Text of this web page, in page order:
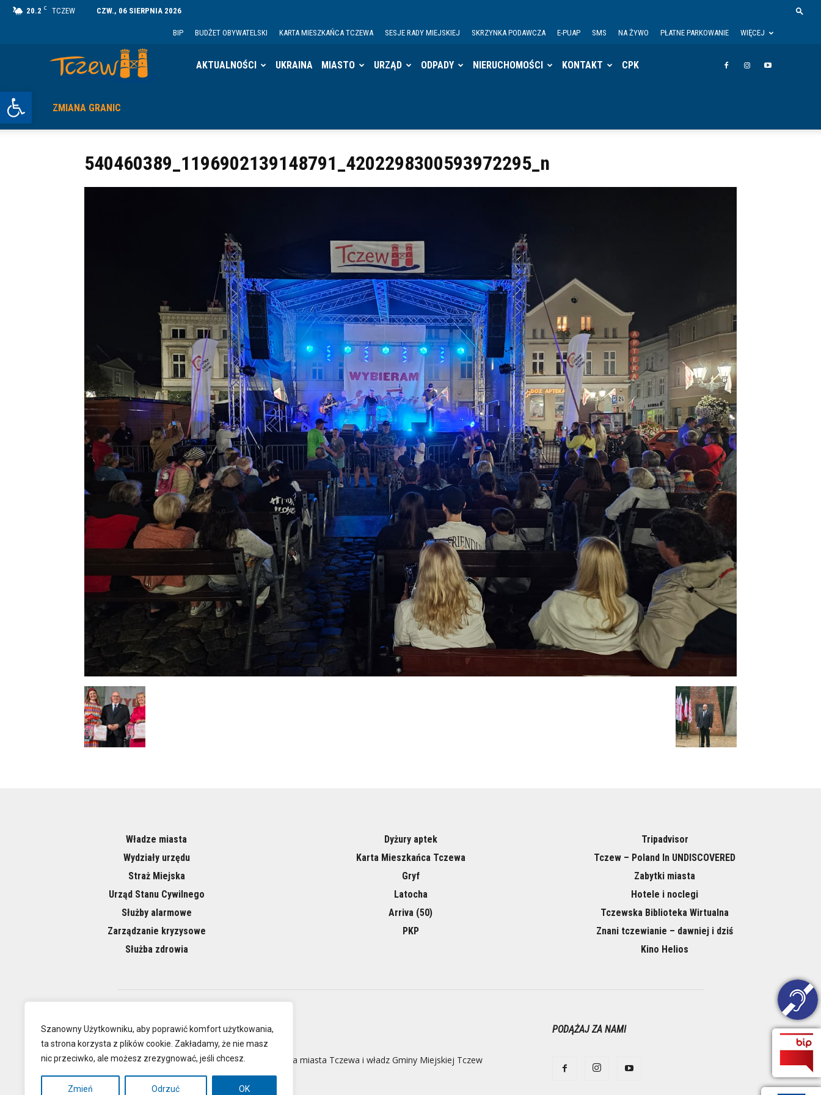
Otwórz pasek narzędzi
Szanowny Użytkowniku, aby poprawić komfort użytkowania,
ta strona korzysta z plików cookie. Zakładamy, że nie masz
nic przeciwko, ale możesz zrezygnować, jeśli chcesz.
Zmień Odrzuć OK
20.2 C TCZEW CZW., 06 SIERPNIA 2026
BIP BUDŻET OBYWATELSKI KARTA MIESZKAŃCA TCZEWA SESJE RADY MIEJSKIEJ SKRZYNKA PODAWCZA E-PUAP SMS NA ŻYWO PŁATNE PARKOWANIE WIĘCEJ
AKTUALNOŚCI UKRAINA MIASTO URZĄD ODPADY NIERUCHOMOŚCI KONTAKT CPK
ZMIANA GRANIC
540460389_1196902139148791_4202298300593972295_n
Władze miasta
Wydziały urzędu
Straż Miejska
Urząd Stanu Cywilnego
Służby alarmowe
Zarządzanie kryzysowe
Służba zdrowia
Dyżury aptek
Karta Mieszkańca Tczewa
Gryf
Latocha
Arriva (50)
PKP
Tripadvisor
Tczew – Poland In UNDISCOVERED
Zabytki miasta
Hotele i noclegi
Tczewska Biblioteka Wirtualna
Znani tczewianie – dawniej i dziś
Kino Helios
O NAS
Oficjalna strona miasta Tczewa i władz Gminy Miejskiej Tczew
PODĄŻAJ ZA NAMI